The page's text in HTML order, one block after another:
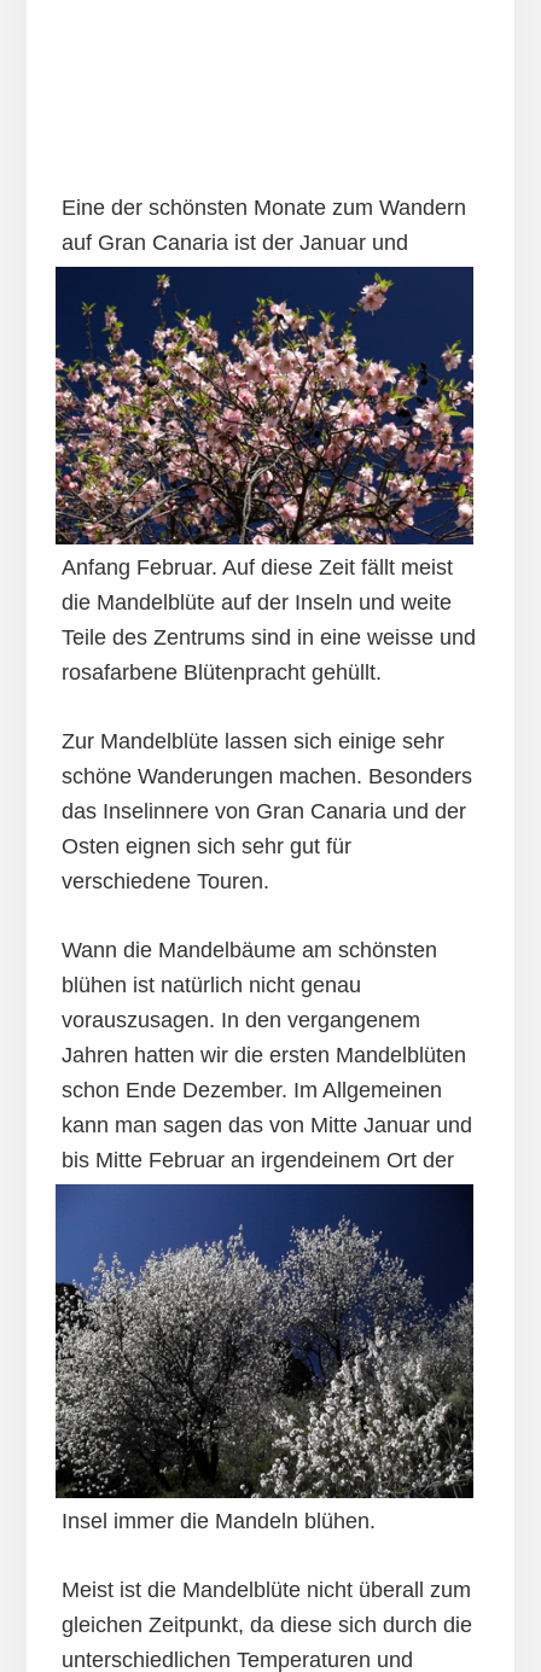
Eine der schönsten Monate zum Wandern
auf Gran Canaria ist der Januar und
Anfang Februar. Auf diese Zeit fällt meist
die Mandelblüte auf der Inseln und weite
Teile des Zentrums sind in eine weisse und
rosafarbene Blütenpracht gehüllt.
Zur Mandelblüte lassen sich einige sehr
schöne Wanderungen machen. Besonders
das Inselinnere von Gran Canaria und der
Osten eignen sich sehr gut für
verschiedene Touren.
Wann die Mandelbäume am schönsten
blühen ist natürlich nicht genau
vorauszusagen. In den vergangenem
Jahren hatten wir die ersten Mandelblüten
schon Ende Dezember. Im Allgemeinen
kann man sagen das von Mitte Januar und
bis Mitte Februar an irgendeinem Ort der
Insel immer die Mandeln blühen.
Meist ist die Mandelblüte nicht überall zum
gleichen Zeitpunkt, da diese sich durch die
unterschiedlichen Temperaturen und